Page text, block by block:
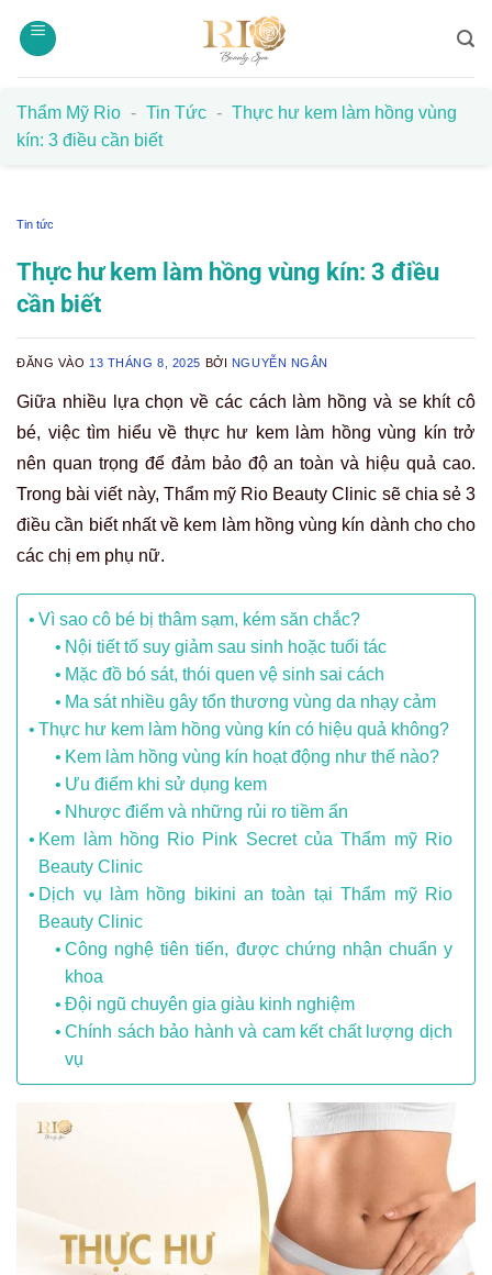
qua
Thẩm Mỹ Rio - Tin Tức - Thực hư kem làm hồng vùng
kín: 3 điều cần biết
Tin tức
Thực hư kem làm hồng vùng kín: 3 điều
cần biết
ĐĂNG VÀO 13 THÁNG 8, 2025 BỞI NGUYỄN NGÂN
Giữa nhiều lựa chọn về các cách làm hồng và se khít cô
bé, việc tìm hiểu về thực hư kem làm hồng vùng kín trở
nên quan trọng để đảm bảo độ an toàn và hiệu quả cao.
Trong bài viết này, Thẩm mỹ Rio Beauty Clinic sẽ chia sẻ 3
điều cần biết nhất về kem làm hồng vùng kín dành cho cho
các chị em phụ nữ.
Vì sao cô bé bị thâm sạm, kém săn chắc?
Nội tiết tố suy giảm sau sinh hoặc tuổi tác
Mặc đồ bó sát, thói quen vệ sinh sai cách
Ma sát nhiều gây tổn thương vùng da nhạy cảm
Thực hư kem làm hồng vùng kín có hiệu quả không?
Kem làm hồng vùng kín hoạt động như thế nào?
Ưu điểm khi sử dụng kem
Nhược điểm và những rủi ro tiềm ẩn
Kem làm hồng Rio Pink Secret của Thẩm mỹ Rio
Beauty Clinic
Dịch vụ làm hồng bikini an toàn tại Thẩm mỹ Rio
Beauty Clinic
Công nghệ tiên tiến, được chứng nhận chuẩn y
khoa
Đội ngũ chuyên gia giàu kinh nghiệm
Chính sách bảo hành và cam kết chất lượng dịch
vụ